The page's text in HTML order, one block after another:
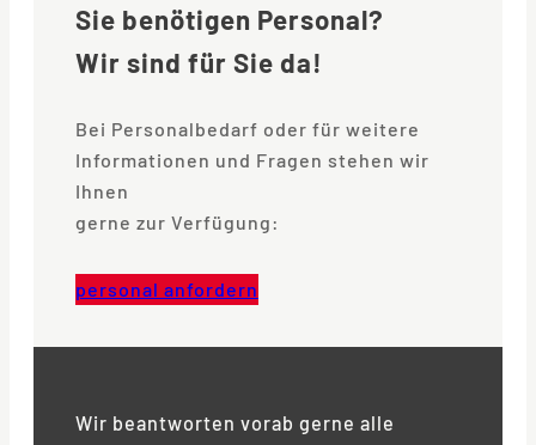
Sie benötigen Personal?
Wir sind für Sie da!
Bei Personalbedarf oder für weitere
Informationen und Fragen stehen wir
Ihnen
gerne zur Verfügung:
personal anfordern
Wir beantworten vorab gerne alle